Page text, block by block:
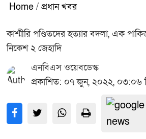
Home / প্রধান খবর
কাশ্মীরি পণ্ডিতদের হত্যার বদলা, এক
নিকেশ ২ জেহাদি
এনবিএস ওয়েবডেস্ক
প্রকাশিত: ০৭ জুন, ২০২২, ০৩:০৬